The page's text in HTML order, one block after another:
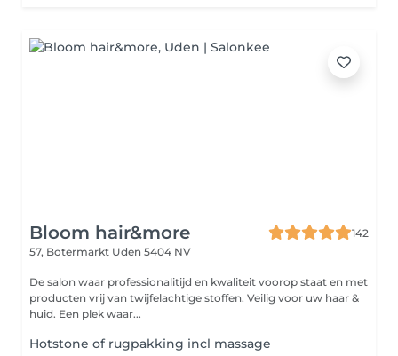
Bloom hair&more
142
57, Botermarkt Uden 5404 NV
De salon waar professionalitijd en kwaliteit voorop staat en met
producten vrij van twijfelachtige stoffen. Veilig voor uw haar &
huid. Een plek waar...
Hotstone of rugpakking incl massage